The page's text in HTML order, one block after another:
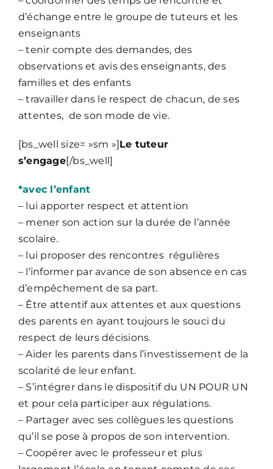
d’échange entre le groupe de tuteurs et les
enseignants
– tenir compte des demandes, des
observations et avis des enseignants, des
familles et des enfants
– travailler dans le respect de chacun, de ses
attentes, de son mode de vie.
[bs_well size= »sm »]Le tuteur
s’engage[/bs_well]
*avec l’enfant
– lui apporter respect et attention
– mener son action sur la durée de l’année
scolaire.
– lui proposer des rencontres régulières
– l’informer par avance de son absence en cas
d’empêchement de sa part.
– Être attentif aux attentes et aux questions
des parents en ayant toujours le souci du
respect de leurs décisions.
– Aider les parents dans l’investissement de la
scolarité de leur enfant.
– S’intégrer dans le dispositif du UN POUR UN
et pour cela participer aux régulations.
– Partager avec ses collègues les questions
qu’il se pose à propos de son intervention.
– Coopérer avec le professeur et plus